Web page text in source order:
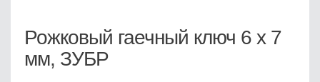
Рожковый гаечный ключ 6 x 7
мм, ЗУБР